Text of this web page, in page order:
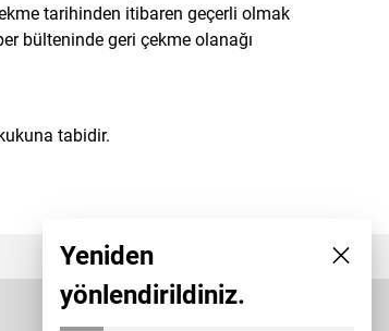
tarihinden itibaren geçerli olmak
bülteninde geri çekme olanağı
tabidir.
Yeniden
yönlendirildiniz.